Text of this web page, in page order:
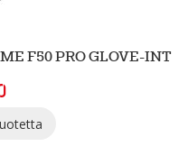
F50 PRO GLOVE-INT